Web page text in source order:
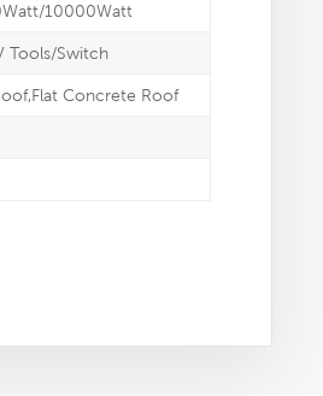
10000Watt
Tools/Switch
Concrete Roof